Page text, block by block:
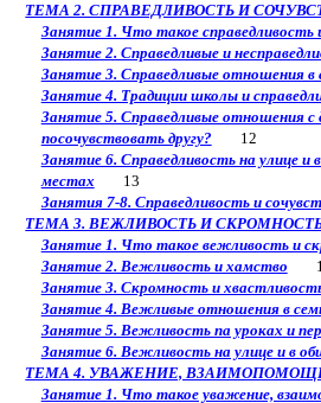
ТЕМА 2. СПРАВЕДЛИВОСТЬ И
Занятие 1. Что такое справедливость
Занятие 2. Справедливые и
Занятие 3. Справедливые отношения в
Занятие 4. Традиции школы и
Занятие 5. Справедливые отношения
посочувствовать другу? 12
Занятие 6. Справедливость на улице и
местах 13
Занятия 7-8. Справедливость и
ТЕМА 3. ВЕЖЛИВОСТЬ И
Занятие 1. Что такое вежливость и
Занятие 2. Вежливость и хамство
Занятие 3. Скромность и
Занятие 4. Вежливые отношения в
Занятие 5. Вежливость па уроках и
Занятие 6. Вежливость на улице и в
ТЕМА 4. УВАЖЕНИЕ,
Занятие 1. Что такое уважение,